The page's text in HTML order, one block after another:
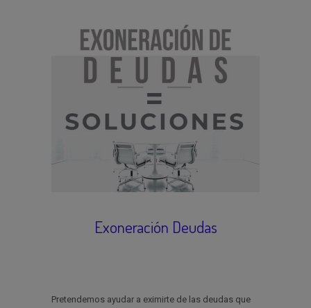
Exoneración Deudas
Pretendemos ayudar a eximirte de las deudas que